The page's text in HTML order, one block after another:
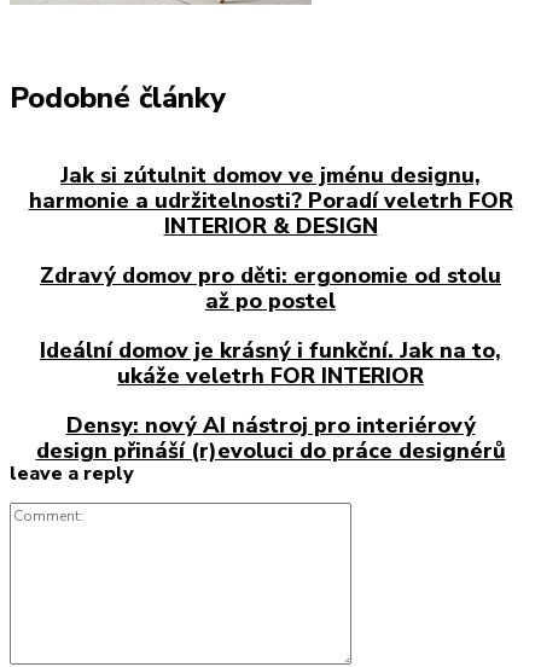
Podobné články
Jak si zútulnit domov ve jménu designu,
harmonie a udržitelnosti? Poradí veletrh FOR
INTERIOR & DESIGN
Zdravý domov pro děti: ergonomie od stolu
až po postel
Ideální domov je krásný i funkční. Jak na to,
ukáže veletrh FOR INTERIOR
Densy: nový AI nástroj pro interiérový
design přináší (r)evoluci do práce designérů
leave a reply